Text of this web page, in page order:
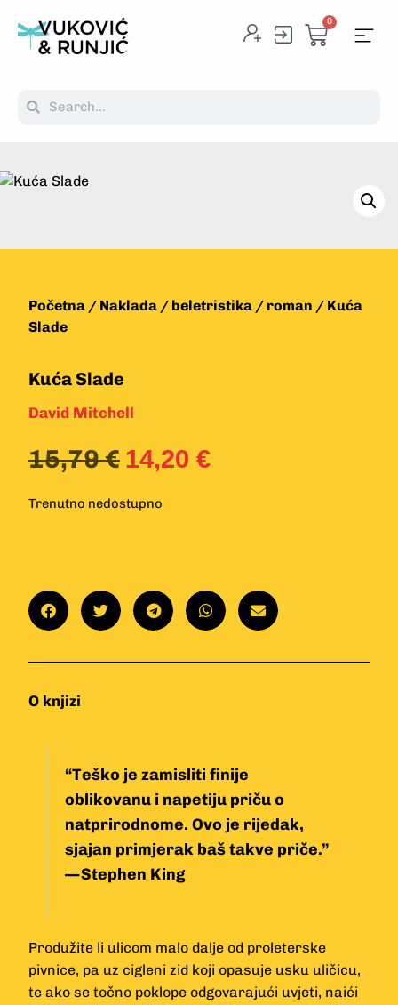
0
Početna / Naklada / beletristika / roman / Kuća
Slade
Kuća Slade
David Mitchell
15,79€ 14,20 €
Trenutno nedostupno
O knjizi
“Teško je zamisliti finije
oblikovanu i napetiju priču o
natprirodnome. Ovo je rijedak,
sjajan primjerak baš takve priče.”
—Stephen King
Produžite li ulicom malo dalje od proleterske
pivnice, pa uz cigleni zid koji opasuje usku uličicu,
te ako se točno poklope odgovarajući uvjeti, naići